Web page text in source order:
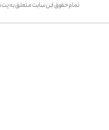
تمام حقوق این سایت متعلق به پت